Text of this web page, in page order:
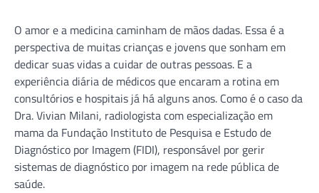
O amor e a medicina caminham de mãos dadas. Essa é a
perspectiva de muitas crianças e jovens que sonham em
dedicar suas vidas a cuidar de outras pessoas. E a
experiência diária de médicos que encaram a rotina em
consultórios e hospitais já há alguns anos. Como é o caso da
Dra. Vivian Milani, radiologista com especialização em
mama da Fundação Instituto de Pesquisa e Estudo de
Diagnóstico por Imagem (FIDI), responsável por gerir
sistemas de diagnóstico por imagem na rede pública de
saúde.